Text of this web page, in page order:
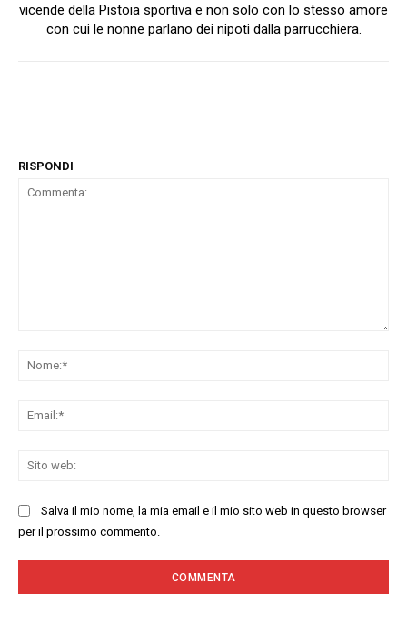
vicende della Pistoia sportiva e non solo con lo stesso amore
con cui le nonne parlano dei nipoti dalla parrucchiera.
RISPONDI
Salva il mio nome, la mia email e il mio sito web in questo browser
per il prossimo commento.